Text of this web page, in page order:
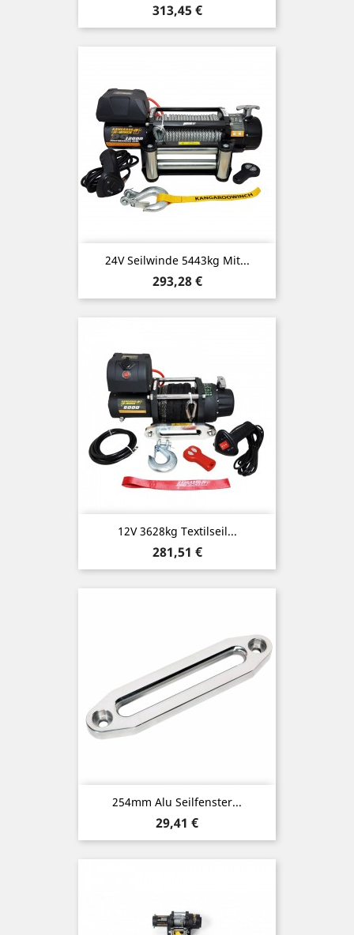
Preis
313,45 €
24V Seilwinde 5443kg Mit...
Preis
293,28 €
12V 3628kg Textilseil...
Preis
281,51 €
254mm Alu Seilfenster...
Preis
29,41 €